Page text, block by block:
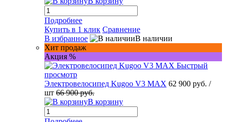
Подробнее
Купить в 1 клик Сравнение
В избранное
В наличии
Хит продаж
Акция %
Быстрый
просмотр
Электровелосипед Kugoo V3 MAX 62 900 руб. /
шт 66 900 руб.
В корзину